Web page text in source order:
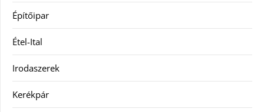
Építőipar
Étel-Ital
Irodaszerek
Kerékpár